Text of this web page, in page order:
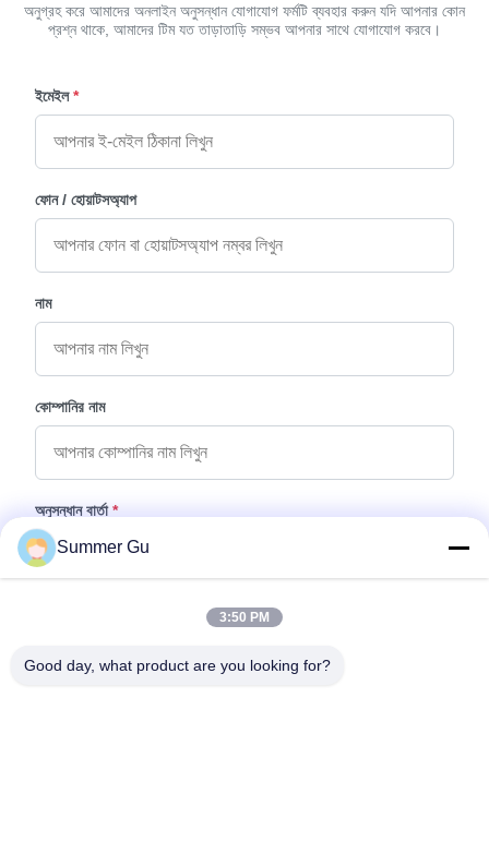
অনুগ্রহ করে আমাদের অনলাইন অনুসন্ধান যোগাযোগ ফর্মটি ব্যবহার করুন যদি আপনার কোন
প্রশ্ন থাকে, আমাদের টিম যত তাড়াতাড়ি সম্ভব আপনার সাথে যোগাযোগ করবে।
ইমেইল *
ফোন / হোয়াটসঅ্যাপ
নাম
কোম্পানির নাম
অনুসন্ধান বার্তা *
Summer Gu
3:50 PM
Good day, what product are you looking for?